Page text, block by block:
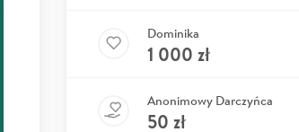
Dominika
1 000 zł
Anonimowy Darczyńca
50 zł